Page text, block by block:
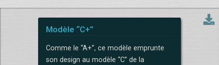
Modèle “C+”
Comme le “A+”, ce modèle emprunte
son design au modèle “C” de la